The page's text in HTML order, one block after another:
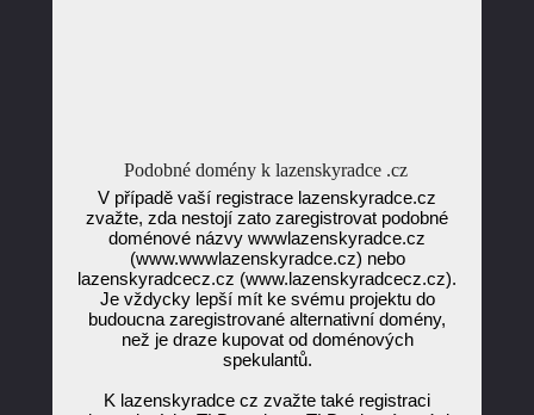
Podobné domény k lazenskyradce .cz
V případě vaší registrace lazenskyradce.cz
zvažte, zda nestojí zato zaregistrovat podobné
doménové názvy wwwlazenskyradce.cz
(www.wwwlazenskyradce.cz) nebo
lazenskyradcecz.cz (www.lazenskyradcecz.cz).
Je vždycky lepší mít ke svému projektu do
budoucna zaregistrované alternativní domény,
než je draze kupovat od doménových
spekulantů.
K lazenskyradce cz zvažte také registraci